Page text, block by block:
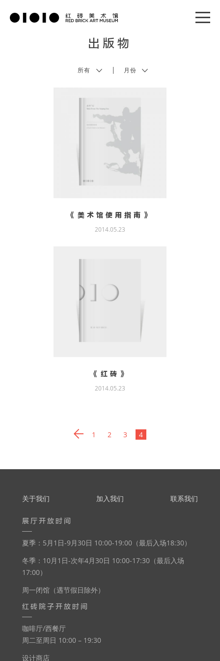
出版物
|
《美术馆使用指南》
2014.05.23
《红砖》
2014.05.23
1 2 3 4
关于我们 加入我们 联系我们
展厅开放时间
夏季：5月1日-9月30日 10:00-19:00（最后入场18:30）
冬季：10月1日-次年4月30日 10:00-17:30（最后入场
17:00）
周一闭馆（遇节假日除外）
红砖院子开放时间
咖啡厅/西餐厅
周二至周日 10:00 – 19:30
设计商店